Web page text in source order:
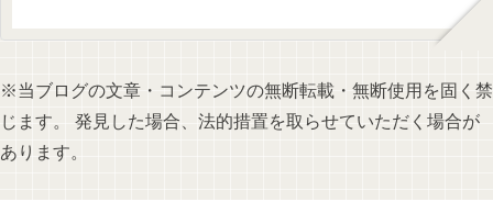
※当ブログの文章・コンテンツの無断転載・無断使用を固く禁
じます。 発見した場合、法的措置を取らせていただく場合が
あります。